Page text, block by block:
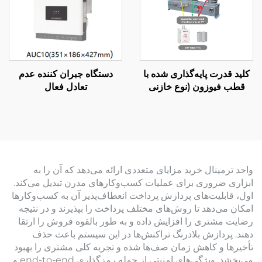
کلید قدرت پایه‌گذاری شده با
قطب فیوزون (نوع خازنی
دستگاه جبران کننده عدم
تعادل فعال
واحد ترمینال خرید مزایای متعددی ارائه می‌دهد که آن را به
ابزاری ضروری برای عملیات کسب‌وکارهای مدرن تبدیل می‌کند.
اول، قابلیت‌های پردازش پرداخت انعطاف‌پذیر آن به کسب‌وکارها
امکان می‌دهد تا روش‌های مختلف پرداخت را بپذیرند و در نتیجه
رضایت مشتری را افزایش داده و به طور بالقوه فروش را ارتقا
دهند. پردازش بلادرنگ تراکنش‌ها در این سیستم باعث حذف
تأخیرها و کاهش زمان صف‌ها شده و تجربه کلی مشتری را بهبود